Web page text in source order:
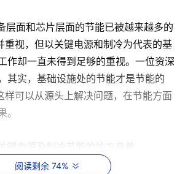
面和芯片层面的节能已被越来越多的
重视，但以关键电源和制冷为代表的基
作却一直未得到足够的重视。一位资深
其实，基础设施处的节能才是节能的
样可以从源头上解决问题，在节能方面
阅读剩余 74%